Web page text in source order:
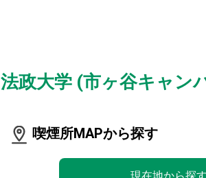
法政大学 (市ヶ谷キャン
喫煙所MAPから探す